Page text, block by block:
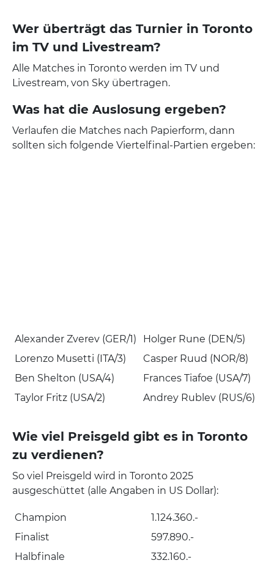
Wer überträgt das Turnier in Toronto
im TV und Livestream?
Alle Matches in Toronto werden im TV und
Livestream, von Sky übertragen.
Was hat die Auslosung ergeben?
Verlaufen die Matches nach Papierform, dann
sollten sich folgende Viertelfinal-Partien ergeben:
Alexander Zverev (GER/1)
Holger Rune (DEN/5)
Lorenzo Musetti (ITA/3)
Casper Ruud (NOR/8)
Ben Shelton (USA/4)
Frances Tiafoe (USA/7)
Taylor Fritz (USA/2)
Andrey Rublev (RUS/6)
Wie viel Preisgeld gibt es in Toronto
zu verdienen?
So viel Preisgeld wird in Toronto 2025
ausgeschüttet (alle Angaben in US Dollar):
Champion
1.124.360.-
Finalist
597.890.-
Halbfinale
332.160.-